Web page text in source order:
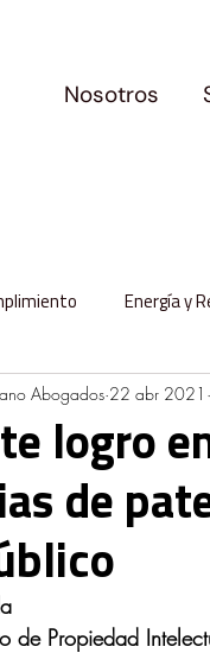
Nosotros
Energía y
Protección de
y Movilidad
Intelectual y Mercado
logro
de
Abogados 22 abr 2021
de Propiedad